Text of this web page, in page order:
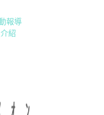
報導
紹